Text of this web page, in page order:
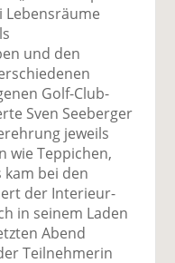
Lebensräume
und den
Golf-Club-
Sven Seeberger
jeweils
wie Teppichen,
kam bei den
der Interieur-
in seinem Laden
Abend
Teilnehmerin